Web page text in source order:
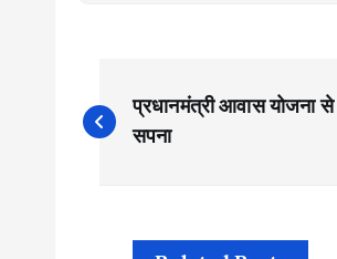
P
o
प्रधानमंत्री आवास योजना से
सपना